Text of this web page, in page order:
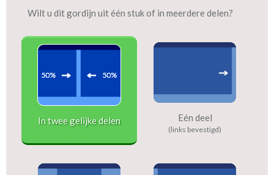
Wilt u dit gordijn uit één stuk of in meerdere delen?
In twee gelijke delen Eén deel
(links bevestigd)